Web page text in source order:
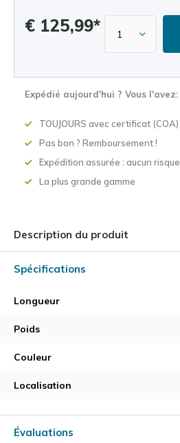
€ 125,99*
Expédié aujourd'hui ? Vous l'avez:
TOUJOURS avec certificat (COA)
Pas bon ? Remboursement !
Expédition assurée : aucun risque
La plus grande gamme
Description du produit
Spécifications
Longueur
Poids
Couleur
Localisation
Évaluations